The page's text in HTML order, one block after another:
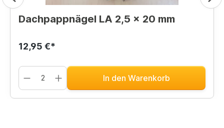
Dachpappnägel LA 2,5 x 20 mm
12,95 €*
In den Warenkorb